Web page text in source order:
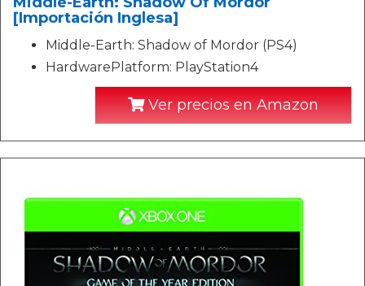
[Importación Inglesa]
Middle-Earth: Shadow of Mordor (PS4)
HardwarePlatform: PlayStation4
Ver precios en Amazon